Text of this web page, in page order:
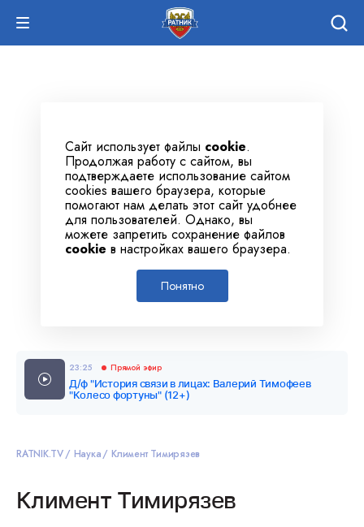
Сайт использует файлы cookie.
Продолжая работу с сайтом, вы
подтверждаете использование сайтом
cookies вашего браузера, которые
помогают нам делать этот сайт удобнее
для пользователей. Однако, вы
можете запретить сохранение файлов
cookie в настройках вашего браузера.
Понятно
23:25 Прямой эфир
Д/ф "История связи в лицах: Валерий Тимофеев
"Колесо фортуны" (12+)
RATNIK.TV Наука Климент Тимирязев
Климент Тимирязев